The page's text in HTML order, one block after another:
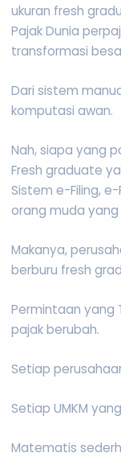
ukuran fresh
Pajak Dunia
transformasi
Dari sistem
komputasi awan.
Nah, siapa yang
Fresh graduate
Sistem e-Filing,
orang muda
Makanya,
berburu fresh
Permintaan yang
pajak berubah.
Setiap
Setiap UMKM
Matematis